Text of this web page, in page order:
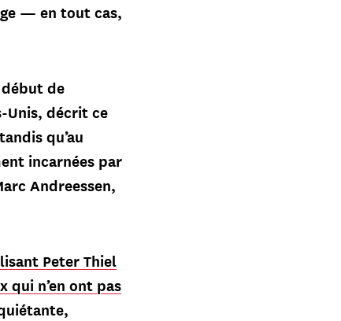
— en tout cas,
de
Unis, décrit ce
qu’au
incarnées par
Andreessen,
Peter Thiel
qui n’en ont pas